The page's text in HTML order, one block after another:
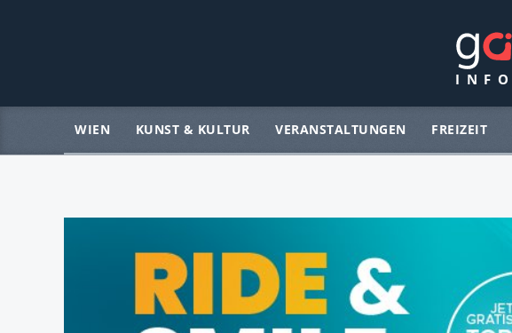
WIEN KUNST & KULTUR VERANSTALTUNGEN FREIZEIT